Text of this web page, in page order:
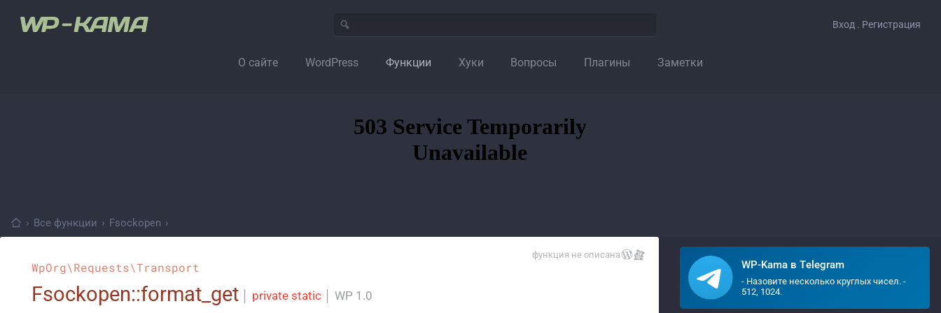
Вход . Регистрация
О сайте WordPress Функции Хуки Вопросы Плагины Заметки
› Все функции › Fsockopen ›
функция не описана
WpOrg\Requests\Transport
Fsockopen::format_get private static WP 1.0
WP-Kama в Telegram
- Назовите несколько круглых чисел. -
512, 1024.